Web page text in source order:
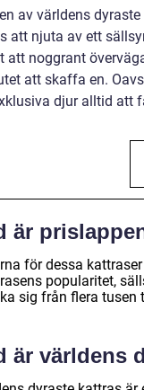
av världens
att njuta av ett
att noggrant
att skaffa en.
djur alltid att
är
för dessa
popularitet,
sig från flera tusen
är världens